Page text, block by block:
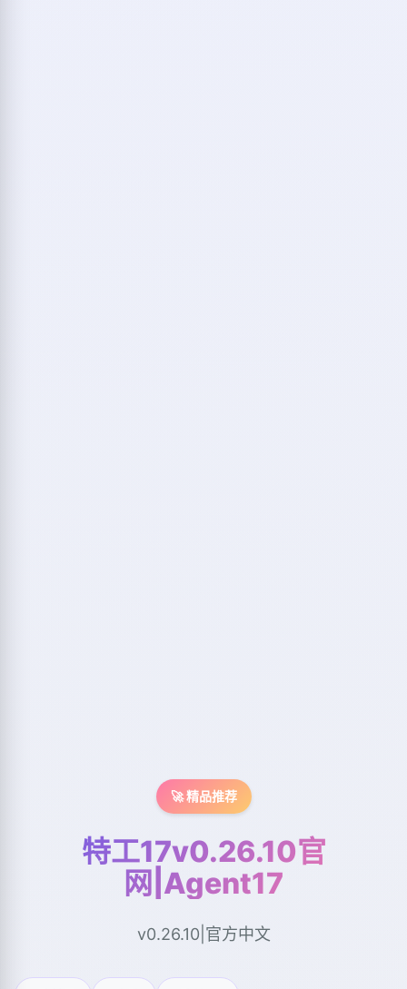
🚀 精品推荐
特工17v0.26.10官
网|Agent17
v0.26.10|官方中文